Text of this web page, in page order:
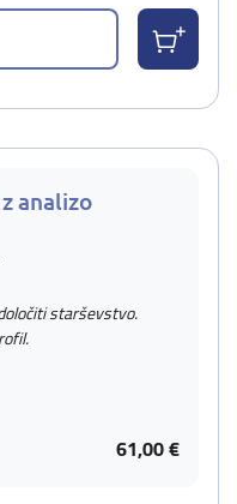
analizo
starševstvo.
61,00 €